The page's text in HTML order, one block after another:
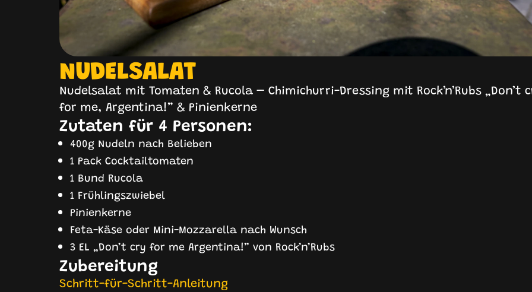
NUDELSALAT
Nudelsalat mit Tomaten & Rucola – Chimichurri-Dressing mit Rock’n’Rubs „Don’t
for me, Argentina!” & Pinienkerne
Zutaten für 4 Personen:
400g Nudeln nach Belieben
1 Pack Cocktailtomaten
1 Bund Rucola
1 Frühlingszwiebel
Pinienkerne
Feta-Käse oder Mini-Mozzarella nach Wunsch
3 EL „Don’t cry for me Argentina!” von Rock’n’Rubs
Zubereitung
Schritt-für-Schritt-Anleitung